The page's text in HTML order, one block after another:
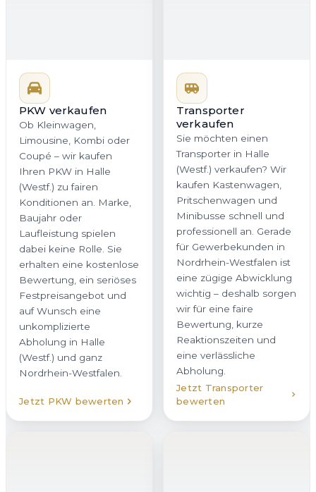
PKW verkaufen
Ob Kleinwagen,
Limousine, Kombi oder
Coupé – wir kaufen
Ihren PKW in Halle
(Westf.) zu fairen
Konditionen an. Marke,
Baujahr oder
Laufleistung spielen
dabei keine Rolle. Sie
erhalten eine kostenlose
Bewertung, ein seriöses
Festpreisangebot und
auf Wunsch eine
unkomplizierte
Abholung in Halle
(Westf.) und ganz
Nordrhein-Westfalen.
Jetzt PKW bewerten
Transporter
verkaufen
Sie möchten einen
Transporter in Halle
(Westf.) verkaufen? Wir
kaufen Kastenwagen,
Pritschenwagen und
Minibusse schnell und
professionell an. Gerade
für Gewerbekunden in
Nordrhein-Westfalen ist
eine zügige Abwicklung
wichtig – deshalb sorgen
wir für eine faire
Bewertung, kurze
Reaktionszeiten und
eine verlässliche
Abholung.
Jetzt Transporter
bewerten